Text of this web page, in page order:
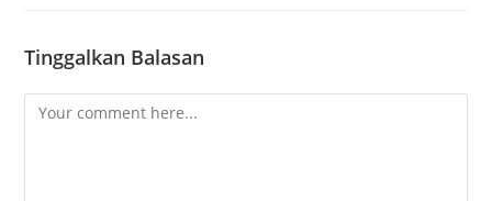
Tinggalkan Balasan
Comment